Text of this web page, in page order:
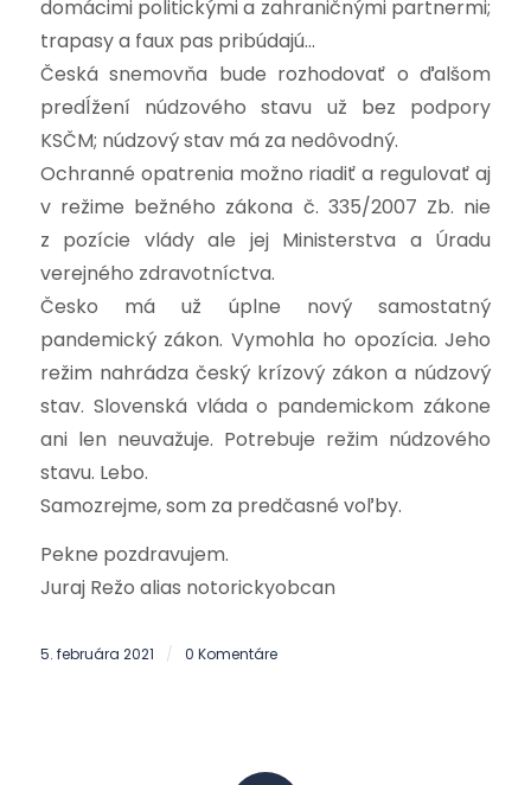
domácimi politickými a zahraničnými partnermi;
trapasy a faux pas pribúdajú…
Česká snemovňa bude rozhodovať o ďalšom
predĺžení núdzového stavu už bez podpory
KSČM; núdzový stav má za nedôvodný.
Ochranné opatrenia možno riadiť a regulovať aj
v režime bežného zákona č. 335/2007 Zb. nie
z pozície vlády ale jej Ministerstva a Úradu
verejného zdravotníctva.
Česko má už úplne nový samostatný
pandemický zákon. Vymohla ho opozícia. Jeho
režim nahrádza český krízový zákon a núdzový
stav. Slovenská vláda o pandemickom zákone
ani len neuvažuje. Potrebuje režim núdzového
stavu. Lebo.
Samozrejme, som za predčasné voľby.
Pekne pozdravujem.
Juraj Režo alias notorickyobcan
5. februára 2021 / 0 Komentáre